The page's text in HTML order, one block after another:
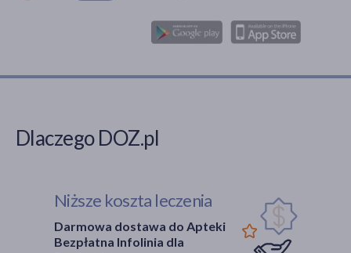
Dlaczego DOZ.pl
Niższe koszta leczenia
Darmowa dostawa do Apteki
Bezpłatna Infolinia dla